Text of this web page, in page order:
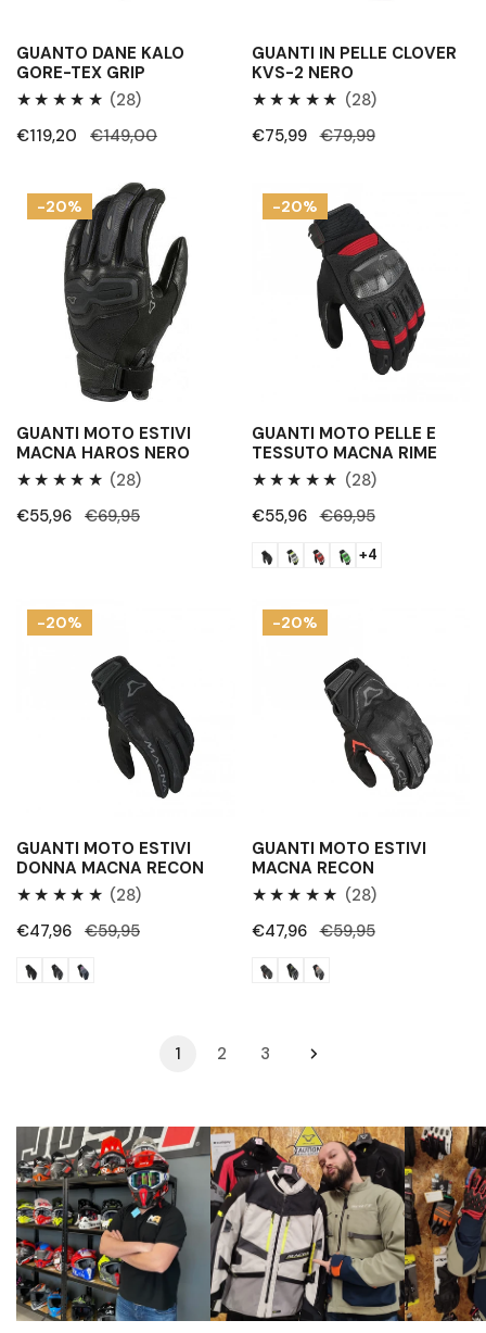
GUANTO DANE KALO
GORE-TEX GRIP
(28)28
Recensioni
Prezzo
€119,20
Prezzo
€149,00
GUANTI IN PELLE CLOVER
KVS-2 NERO
(28)28
Prezzo
€75,99
Prezzo
€79,99
Guanti
moto
Macna
-20%
GUANTI MOTO ESTIVI
MACNA HAROS NERO
(28)28
Prezzo
€55,96
Prezzo
€69,95
Guanti
moto
-20%
GUANTI MOTO PELLE E
TESSUTO MACNA RIME
(28)28
Prezzo
vendita
€55,96
Prezzo
€69,95
+4
Guanti
moto
-20%
GUANTI MOTO ESTIVI
DONNA MACNA RECON
(28)28
Prezzo
vendita
€47,96
Prezzo
€59,95
Guanti
moto
-20%
GUANTI MOTO ESTIVI
MACNA RECON
(28)28
Prezzo
vendita
€47,96
Prezzo
€59,95
1 2 3